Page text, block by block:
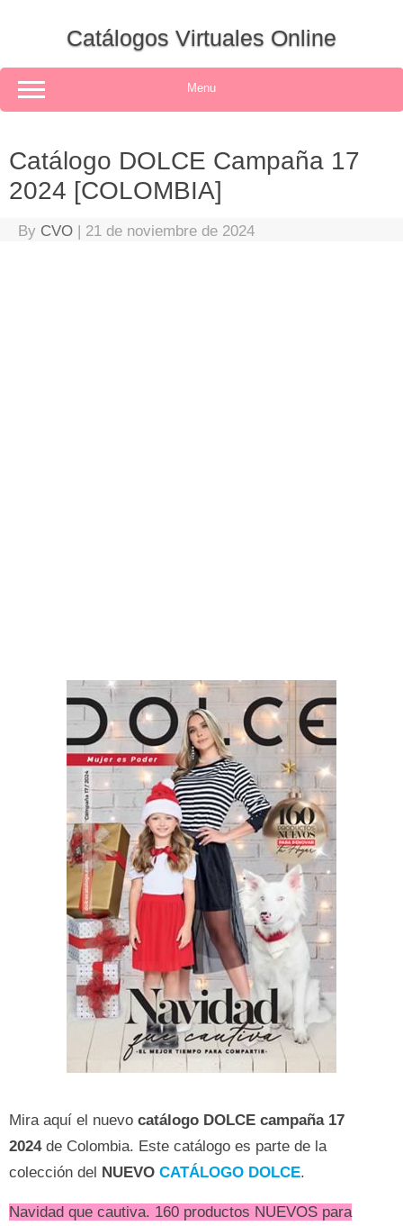
Catálogos Virtuales Online
Menu
Catálogo DOLCE Campaña 17
2024 [COLOMBIA]
By CVO | 21 de noviembre de 2024
Mira aquí el nuevo catálogo DOLCE campaña 17
2024de Colombia. Este catálogo es parte de la
colección del NUEVO CATÁLOGO DOLCE.
Navidad que cautiva. 160 productos NUEVOS para